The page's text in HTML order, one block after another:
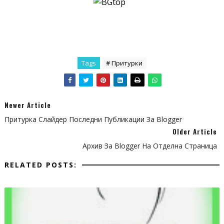
box-shadow: 2px 1px 4px #999999 inset;
border-radius: 9px;
outline: medium none;
}
#hbz-submit {
background: transparent linear-gradient(to bottom, #34ADEC 0%,
#2691DC 100%) repeat;
Tags # Притурки
Newer Article
Притурка Слайдер Последни Публикации За Blogger
Older Article
Архив За Blogger На Отделна Страница
RELATED POSTS: